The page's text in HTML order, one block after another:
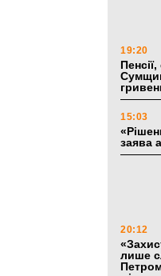
19:20
15:03
заява
20:12
лише